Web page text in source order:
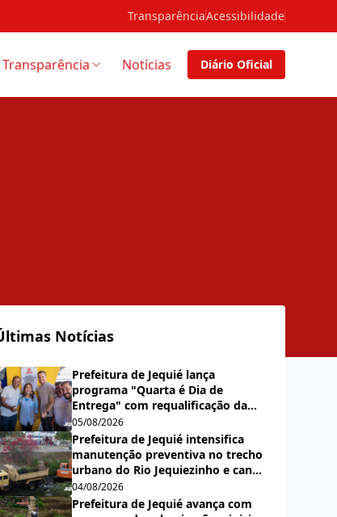
TransparênciaAcessibilidade
Transparência Notícias Diário Oficial
Notícias
Prefeitura de Jequié lança
programa "Quarta é Dia de
Entrega" com requalificação da
quadra da Escola Municipal Carlos
Aguiar
05/08/2026
Prefeitura de Jequié intensifica
manutenção preventiva no trecho
urbano do Rio Jequiezinho e canal
pluvial do bairro Espírito Santo
04/08/2026
Prefeitura de Jequié avança com